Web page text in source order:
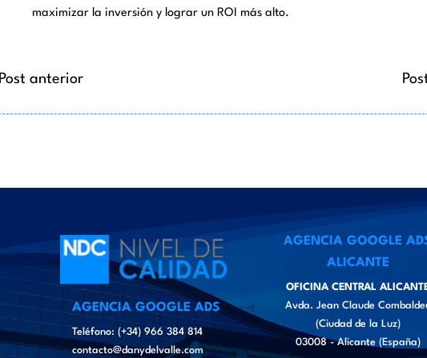
maximizar la inversión y lograr un ROI más alto.
Post anterior
AGENCIA GOOGLE ADS
Teléfono: (+34) 966 384 814
contacto@danydelvalle.com
AGENCIA GOOGLE
ALICANTE
OFICINA CENTRAL
Avda. Jean Claude
(Ciudad de la Luz)
03008 - Alicante (España)